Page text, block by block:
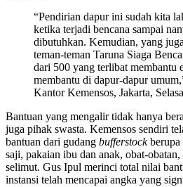
“Pendirian dapur ini sudah kita
ketika terjadi bencana sampai
dibutuhkan. Kemudian, yang
teman-teman Taruna Siaga
dari 500 yang terlibat membantu
membantu di dapur-dapur
Kantor Kemensos, Jakarta,
Bantuan yang mengalir tidak hanya
juga pihak swasta. Kemensos sendiri
bantuan dari gudang bufferstockberupa
saji, pakaian ibu dan anak, obat-
selimut. Gus Ipul merinci total nilai
instansi telah mencapai angka yang